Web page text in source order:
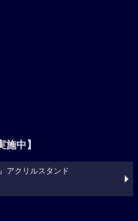
施中】
アクリルスタンド